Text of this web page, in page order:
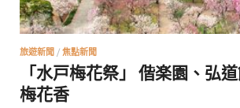
旅遊新聞 / 焦點新聞
「水戸梅花祭」 偕楽園、弘
梅花香